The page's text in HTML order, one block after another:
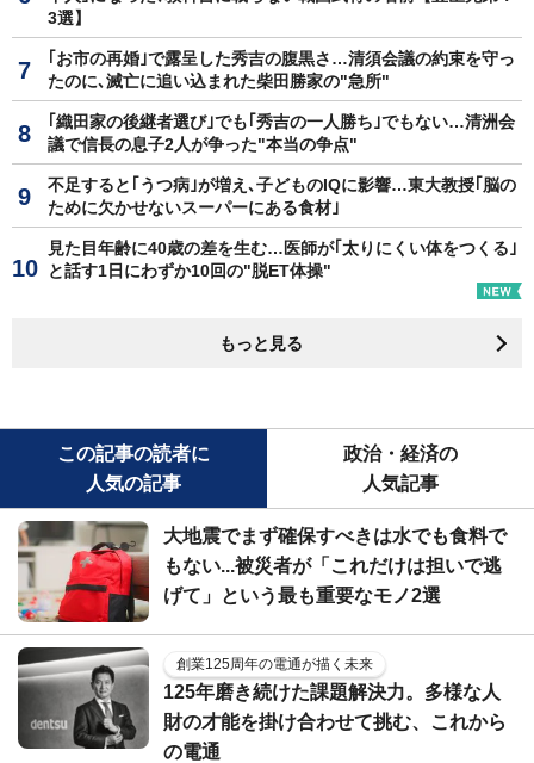
3選】
｢お市の再婚｣で露呈した秀吉の腹黒さ…清須会議の約束を守っ
たのに､滅亡に追い込まれた柴田勝家の"急所"
｢織田家の後継者選び｣でも｢秀吉の一人勝ち｣でもない…清洲会
議で信長の息子2人が争った"本当の争点"
不足すると｢うつ病｣が増え､子どものIQに影響…東大教授｢脳の
ために欠かせないスーパーにある食材｣
見た目年齢に40歳の差を生む…医師が｢太りにくい体をつくる｣
と話す1日にわずか10回の"脱ET体操"
もっと見る
この記事の読者に
人気の記事
政治・経済の
人気記事
大地震でまず確保すべきは水でも食料で
もない...被災者が「これだけは担いで逃
げて」という最も重要なモノ2選
創業125周年の電通が描く未来
125年磨き続けた課題解決力。多様な人
財の才能を掛け合わせて挑む、これから
の電通